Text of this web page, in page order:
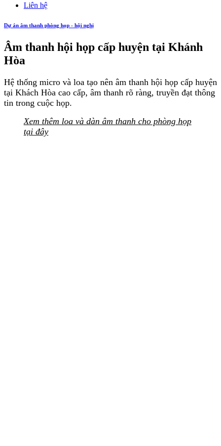
Liên hệ
Dự án âm thanh phòng họp - hội nghị
Âm thanh hội họp cấp huyện tại Khánh
Hòa
Hệ thống micro và loa tạo nên âm thanh hội họp cấp huyện
tại Khách Hòa cao cấp, âm thanh rõ ràng, truyền đạt thông
tin trong cuộc họp.
Xem thêm loa và dàn âm thanh cho phòng họp
tại đây